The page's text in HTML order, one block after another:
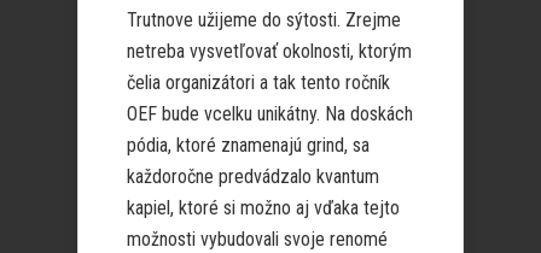
Trutnove užijeme do sýtosti. Zrejme
netreba vysvetľovať okolnosti, ktorým
čelia organizátori a tak tento ročník
OEF bude vcelku unikátny. Na doskách
pódia, ktoré znamenajú grind, sa
každoročne predvádzalo kvantum
kapiel, ktoré si možno aj vďaka tejto
možnosti vybudovali svoje renomé